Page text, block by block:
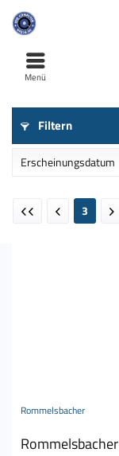
Menü
Filtern
3
Rommelsbacher